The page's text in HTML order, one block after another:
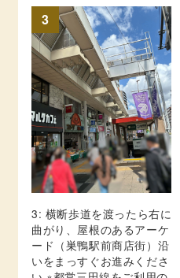
3
3: 横断歩道を渡ったら右に
曲がり、屋根のあるアーケ
ード（巣鴨駅前商店街）沿
いをまっすぐお進みくださ